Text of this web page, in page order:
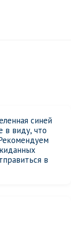
синей
в виду, что
в